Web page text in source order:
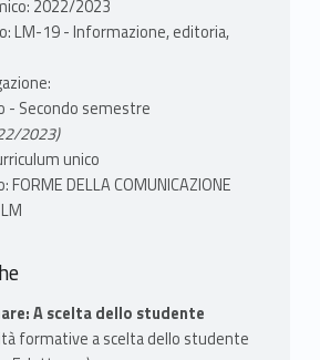
2022/2023
LM-19 - Informazione, editoria,
- Secondo semestre
2023)
unico
DELLA COMUNICAZIONE
A scelta dello studente
formative a scelta dello studente